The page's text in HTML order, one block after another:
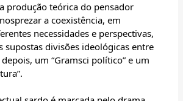
produção teórica do pensador
a coexistência, em
necessidades e perspectivas,
supostas divisões ideológicas entre
um “Gramsci político” e um